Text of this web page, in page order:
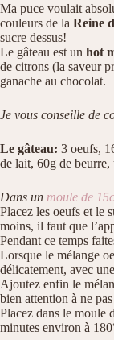
Ma puce voulait
couleurs de la Reine
sucre dessus!
Le gâteau est un hot
de citrons (la saveur
ganache au chocolat.
Je vous conseille de
Le gâteau: 3 oeufs,
de lait, 60g de beurre,
Dans un moule de
Placez les oeufs et le
moins, il faut que
Pendant ce temps
Lorsque le mélange
délicatement, avec
Ajoutez enfin le
bien attention à ne
Placez dans le moule
minutes environ à